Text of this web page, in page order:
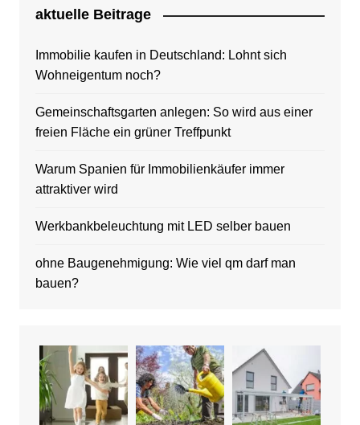
aktuelle Beitrage
Immobilie kaufen in Deutschland: Lohnt sich
Wohneigentum noch?
Gemeinschaftsgarten anlegen: So wird aus einer
freien Fläche ein grüner Treffpunkt
Warum Spanien für Immobilienkäufer immer
attraktiver wird
Werkbankbeleuchtung mit LED selber bauen
ohne Baugenehmigung: Wie viel qm darf man
bauen?